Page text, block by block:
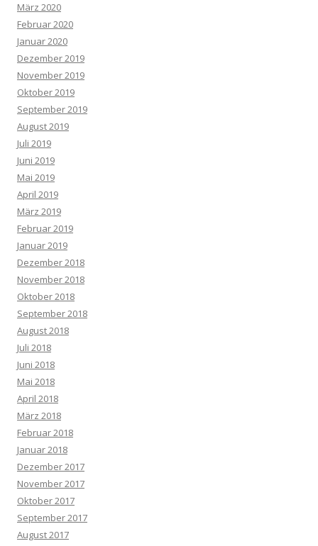
März 2020
Februar 2020
Januar 2020
Dezember 2019
November 2019
Oktober 2019
September 2019
August 2019
Juli 2019
Juni 2019
Mai 2019
April 2019
März 2019
Februar 2019
Januar 2019
Dezember 2018
November 2018
Oktober 2018
September 2018
August 2018
Juli 2018
Juni 2018
Mai 2018
April 2018
März 2018
Februar 2018
Januar 2018
Dezember 2017
November 2017
Oktober 2017
September 2017
August 2017